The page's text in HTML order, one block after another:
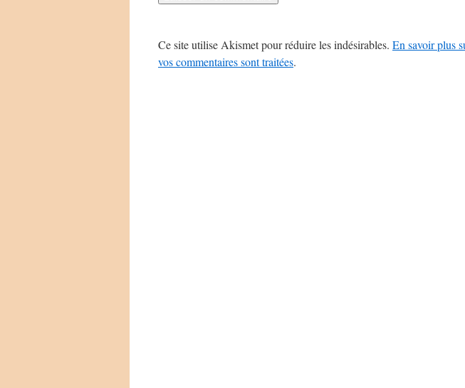
Ce site utilise Akismet pour réduire les indésirables. En savoir plus
vos commentaires sont traitées.